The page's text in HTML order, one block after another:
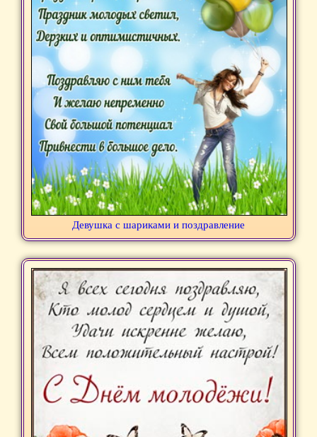
Девушка с шариками и поздравление